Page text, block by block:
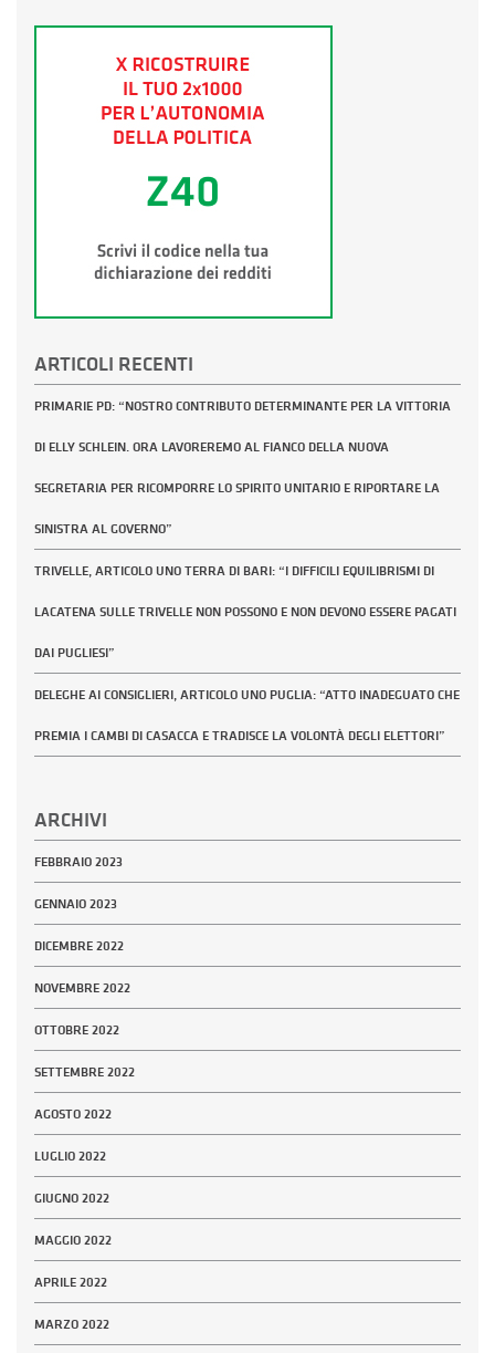
ARTICOLI RECENTI
PRIMARIE PD: “NOSTRO CONTRIBUTO DETERMINANTE PER LA VITTORIA
DI ELLY SCHLEIN. ORA LAVOREREMO AL FIANCO DELLA NUOVA
SEGRETARIA PER RICOMPORRE LO SPIRITO UNITARIO E RIPORTARE LA
SINISTRA AL GOVERNO”
TRIVELLE, ARTICOLO UNO TERRA DI BARI: “I DIFFICILI EQUILIBRISMI DI
LACATENA SULLE TRIVELLE NON POSSONO E NON DEVONO ESSERE PAGATI
DAI PUGLIESI”
DELEGHE AI CONSIGLIERI, ARTICOLO UNO PUGLIA: “ATTO INADEGUATO CHE
PREMIA I CAMBI DI CASACCA E TRADISCE LA VOLONTÀ DEGLI ELETTORI”
ARCHIVI
FEBBRAIO 2023
GENNAIO 2023
DICEMBRE 2022
NOVEMBRE 2022
OTTOBRE 2022
SETTEMBRE 2022
AGOSTO 2022
LUGLIO 2022
GIUGNO 2022
MAGGIO 2022
APRILE 2022
MARZO 2022